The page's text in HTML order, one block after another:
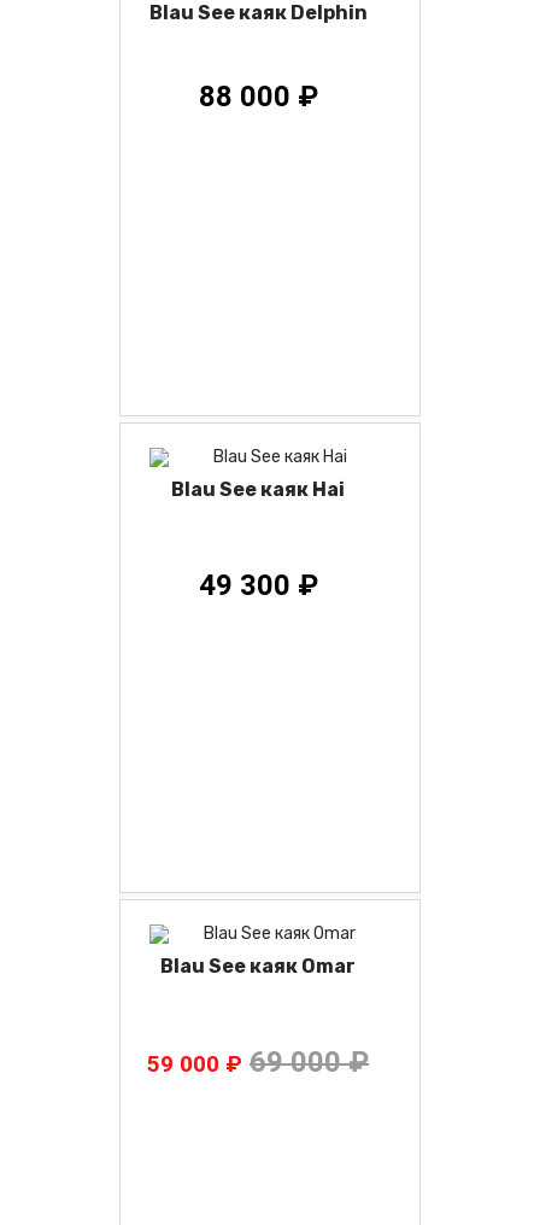
Blau See каяк Delphin
88 000 ₽
Blau See каяк Hai
49 300 ₽
Blau See каяк Omar
59 000 ₽ 69 000 ₽